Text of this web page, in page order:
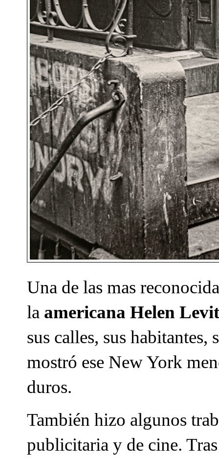
Una de las mas
la americana Helen
sus calles, sus
mostró ese New York
duros.
También hizo algunos
publicitaria y de cine.